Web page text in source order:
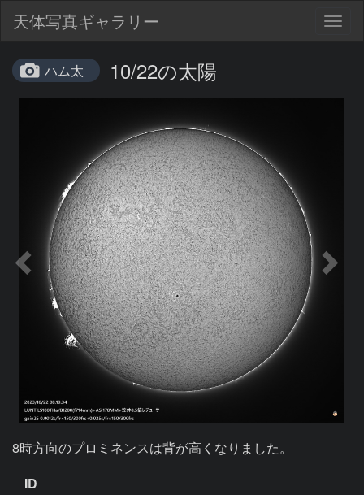
天体写真ギャラリー
ハム太 10/22の太陽
8時方向のプロミネンスは背が高くなりました。
ID